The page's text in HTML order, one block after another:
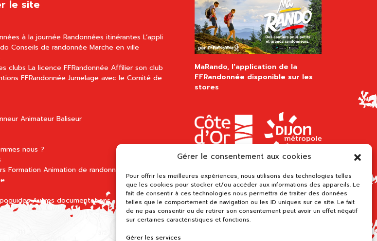
Gérer le consentement aux cookies
Pour offrir les meilleures expériences, nous utilisons des technologies telles
que les cookies pour stocker et/ou accéder aux informations des appareils. Le
fait de consentir à ces technologies nous permettra de traiter des données
telles que le comportement de navigation ou les ID uniques sur ce site. Le fait
de ne pas consentir ou de retirer son consentement peut avoir un effet négatif
sur certaines caractéristiques et fonctions.
Gérer les services
le site
à la journée Randonnées itinérantes L’appli
Conseils de randonnée Marche en ville
clubs La licence FFRandonnée Affilier son club
FFRandonnée Jumelage avec le Comité de
Animateur Baliseur
nous ?
Formation Animation de randonnées
Autres documentations
MaRando, l'application de la
FFRandonnée disponible sur les
stores